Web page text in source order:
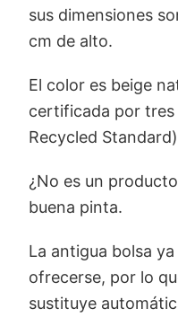
sus dimensiones
cm de alto.
El color es beige
certificada por tres
Recycled
¿No es un
buena pinta.
La antigua bolsa
ofrecerse, por lo
sustituye